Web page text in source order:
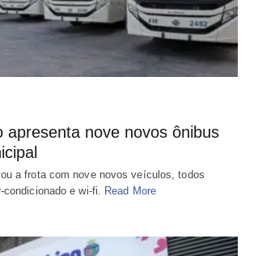
apresenta nove novos ônibus
a frota com nove novos veículos, todos
e wi-fi. Read More